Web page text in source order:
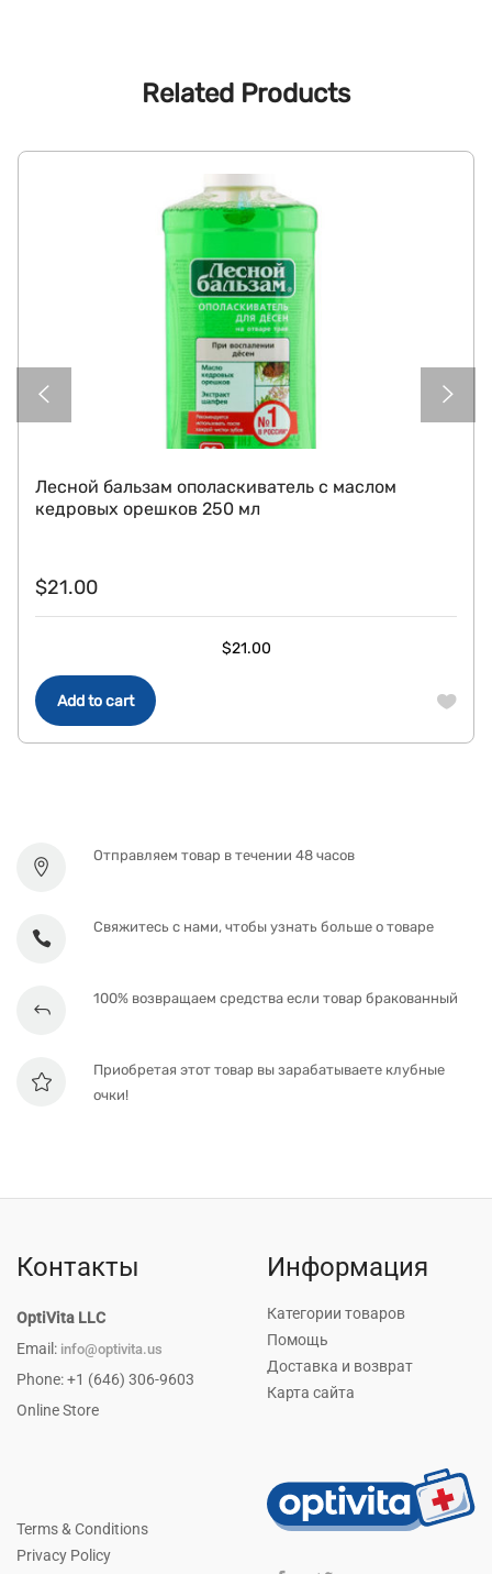
Related Products
Add to cart
Лесной бальзам ополаскиватель с маслом
кедровых орешков 250 мл
$21.00
$21.00
Отправляем товар в течении 48 часов
Свяжитесь с нами, чтобы узнать больше о товаре
100% возвращаем средства если товар бракованный
Приобретая этот товар вы зарабатываете клубные
очки!
Контакты
OptiVita LLC
Email: info@optivita.us
Phone: +1 (646) 306-9603
Online Store
Информация
Категории товаров
Помощь
Доставка и возврат
Карта сайта
Terms & Conditions
Privacy Policy